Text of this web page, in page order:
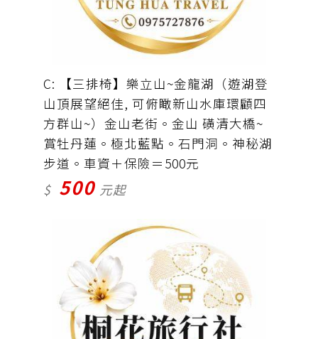
C: 【三排椅】樂立山~金龍湖（遊湖登
山頂展望絕佳, 可俯瞰新山水庫環顧四
方群山~）金山老街。金山 磺清大橋~
賞牡丹蓮。極北藍點。石門洞。神秘湖
步道。車資＋保險＝500元
$ 500 元起